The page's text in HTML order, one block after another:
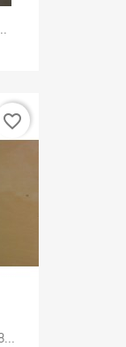
favorite_border